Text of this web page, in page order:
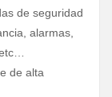
de seguridad
alarmas,
de alta